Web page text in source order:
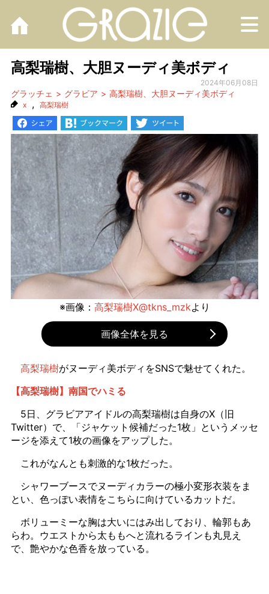
高梨瑞樹、大胆ヌーディ美ボディ
2024年06月08日
グラッチェ グラビア 高梨瑞樹、大胆ヌーディ美ボディ
x , 高梨瑞樹
※画像： 高梨瑞樹X@tkns_mzkより
画像全体を見る
高梨瑞樹がヌーディ美ボディをSNSで魅せてくれた。
【高梨瑞樹】南国でハミる
5日、グラビアアイドルの高梨瑞樹は自身のX（旧
Twitter）で、「ジャケット候補だった1枚」というメッセ
ージを添えて1枚の画像をアップした。
これがなんとも刺激的な1枚だった。
シャワーブースでヌーディカラーの極小変形衣装をま
とい、色っぽい表情をこちらに向けているカットだ。
ボリューミーな胸は大いにはみ出しており、輪郭もあ
らわ。ウエストから太ももへと流れるラインも丸見え
で、艶やかな色香を放っている。